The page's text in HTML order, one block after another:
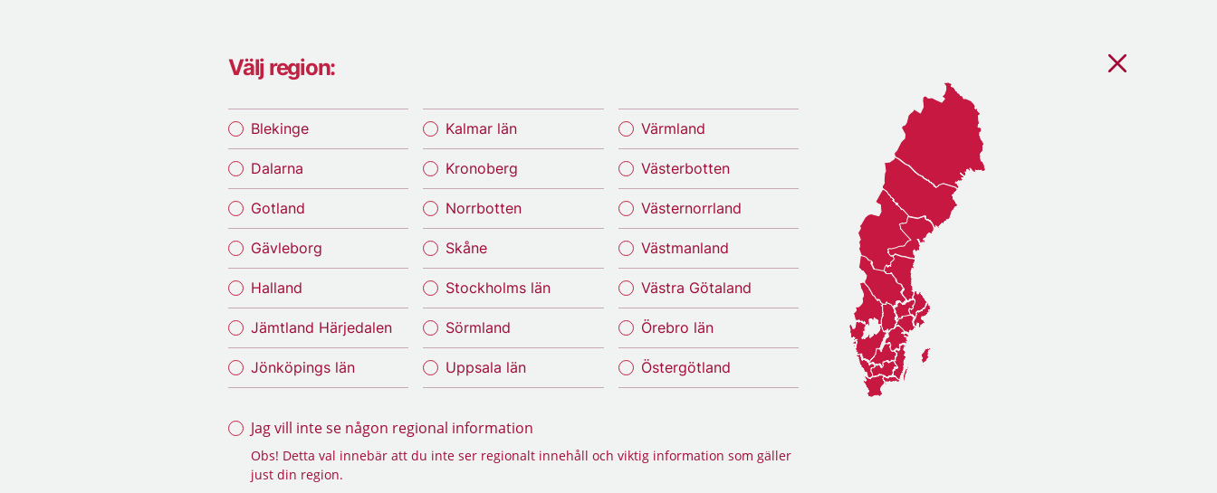
Välj region:
Blekinge
Dalarna
Gotland
Gävleborg
Halland
Jämtland Härjedalen
Jönköpings län
Kalmar län
Kronoberg
Norrbotten
Skåne
Stockholms län
Sörmland
Uppsala län
Värmland
Västerbotten
Västernorrland
Västmanland
Västra Götaland
Örebro län
Östergötland
Jag vill inte se någon regional information
Obs! Detta val innebär att du inte ser regionalt innehåll och viktig information som gäller
just din region.